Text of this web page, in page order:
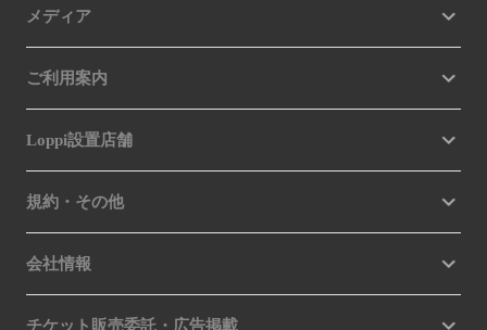
メディア
ご利用案内
Loppi設置店舗
規約・その他
会社情報
チケット販売委託・広告掲載